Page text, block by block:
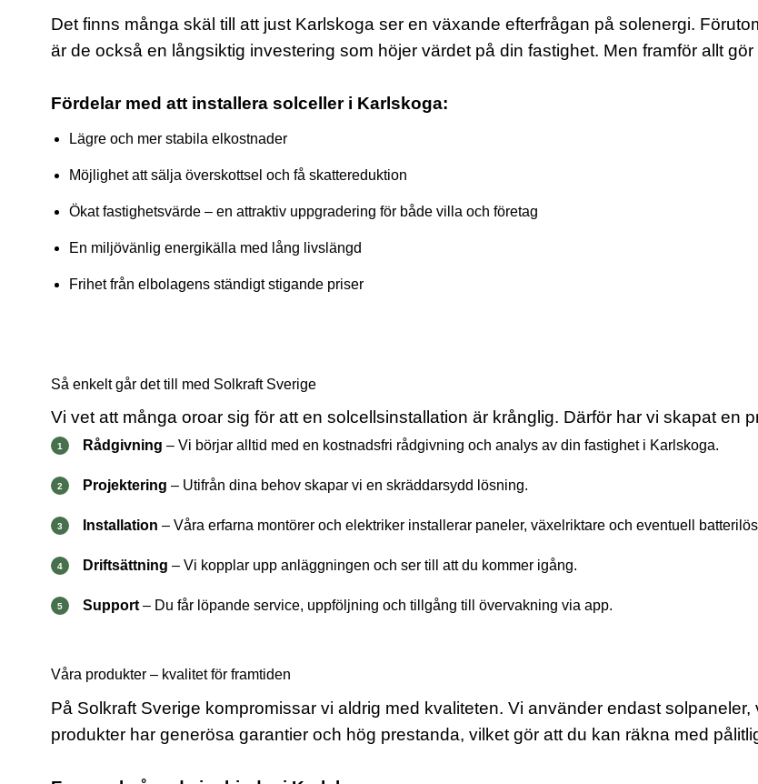
Det finns många skäl till att just Karlskoga ser en växande efterfrågan på solenergi.
är de också en långsiktig investering som höjer värdet på din fastighet. Men framför allt
Fördelar med att installera solceller i Karlskoga:
Lägre och mer stabila elkostnader
Möjlighet att sälja överskottsel och få skattereduktion
Ökat fastighetsvärde – en attraktiv uppgradering för både villa och företag
En miljövänlig energikälla med lång livslängd
Frihet från elbolagens ständigt stigande priser
Så enkelt går det till med Solkraft Sverige
Vi vet att många oroar sig för att en solcellsinstallation är krånglig. Därför har vi skapat en
Rådgivning – Vi börjar alltid med en kostnadsfri rådgivning och analys av din fastighet i Karlskoga.
Projektering – Utifrån dina behov skapar vi en skräddarsydd lösning.
Installation – Våra erfarna montörer och elektriker installerar paneler, växelriktare och eventuell
Driftsättning – Vi kopplar upp anläggningen och ser till att du kommer igång.
Support – Du får löpande service, uppföljning och tillgång till övervakning via app.
Våra produkter – kvalitet för framtiden
På Solkraft Sverige kompromissar vi aldrig med kvaliteten. Vi använder endast
produkter har generösa garantier och hög prestanda, vilket gör att du kan räkna med